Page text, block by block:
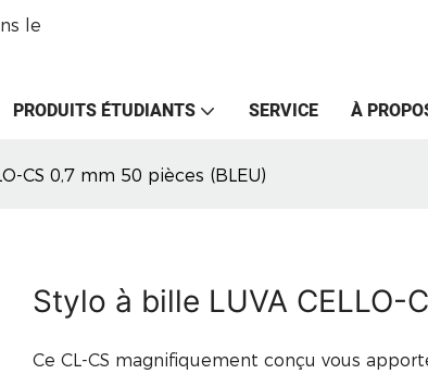
le
PRODUITS ÉTUDIANTS SERVICE À
CS 0,7 mm 50 pièces (BLEU)
Stylo à bille LUVA CELLO-
Ce CL-CS magnifiquement conçu vous